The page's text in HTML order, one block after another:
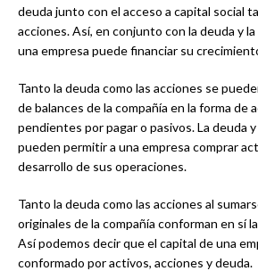
deuda junto con el acceso a capital social
acciones. Así, en conjunto con la deuda y
una empresa puede financiar su
Tanto la deuda como las acciones se
de balances de la compañía en la forma de
pendientes por pagar o pasivos. La deuda
pueden permitir a una empresa comprar
desarrollo de sus operaciones.
Tanto la deuda como las acciones al
originales de la compañía conforman en sí
Así podemos decir que el capital de una
conformado por activos, acciones y deuda.